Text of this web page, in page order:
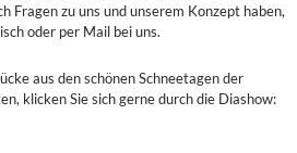
Fragen zu uns und unserem Konzept haben,
oder per Mail bei uns.
aus den schönen Schneetagen der
klicken Sie sich gerne durch die Diashow: